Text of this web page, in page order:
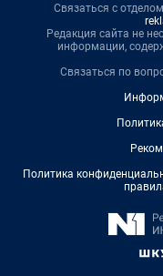
Связаться с
Редакция сайта не
информации,
Связаться по
Политика